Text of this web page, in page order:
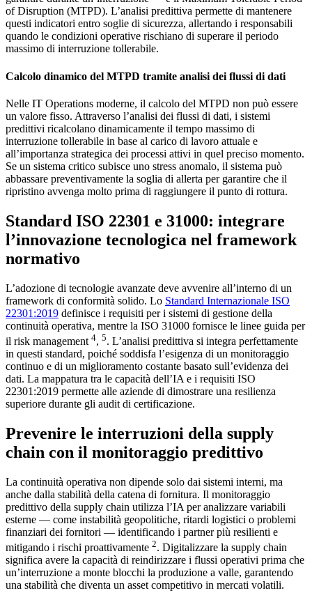
of Disruption (MTPD). L’analisi predittiva permette di mantenere
questi indicatori entro soglie di sicurezza, allertando i responsabili
quando le condizioni operative rischiano di superare il periodo
massimo di interruzione tollerabile.
Calcolo dinamico del MTPD tramite analisi dei flussi di dati
Nelle IT Operations moderne, il calcolo del MTPD non può essere
un valore fisso. Attraverso l’analisi dei flussi di dati, i sistemi
predittivi ricalcolano dinamicamente il tempo massimo di
interruzione tollerabile in base al carico di lavoro attuale e
all’importanza strategica dei processi attivi in quel preciso momento.
Se un sistema critico subisce uno stress anomalo, il sistema può
abbassare preventivamente la soglia di allerta per garantire che il
ripristino avvenga molto prima di raggiungere il punto di rottura.
Standard ISO 22301 e 31000: integrare
l’innovazione tecnologica nel framework
normativo
L’adozione di tecnologie avanzate deve avvenire all’interno di un
framework di conformità solido. Lo Standard Internazionale ISO
22301:2019 definisce i requisiti per i sistemi di gestione della
continuità operativa, mentre la ISO 31000 fornisce le linee guida per
il risk management 4, 5. L’analisi predittiva si integra perfettamente
in questi standard, poiché soddisfa l’esigenza di un monitoraggio
continuo e di un miglioramento costante basato sull’evidenza dei
dati. La mappatura tra le capacità dell’IA e i requisiti ISO
22301:2019 permette alle aziende di dimostrare una resilienza
superiore durante gli audit di certificazione.
Prevenire le interruzioni della supply
chain con il monitoraggio predittivo
La continuità operativa non dipende solo dai sistemi interni, ma
anche dalla stabilità della catena di fornitura. Il monitoraggio
predittivo della supply chain utilizza l’IA per analizzare variabili
esterne — come instabilità geopolitiche, ritardi logistici o problemi
finanziari dei fornitori — identificando i partner più resilienti e
mitigando i rischi proattivamente 2. Digitalizzare la supply chain
significa avere la capacità di reindirizzare i flussi operativi prima che
un’interruzione a monte blocchi la produzione a valle, garantendo
una stabilità che diventa un asset competitivo in mercati volatili.